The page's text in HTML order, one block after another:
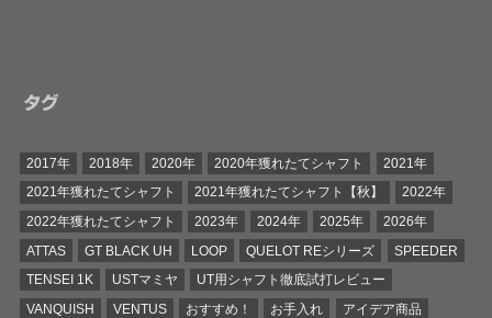
タグ
2017年 2018年 2020年 2020年獲れたてシャフト
2021年
2021年獲れたてシャフト
2021年獲れたてシャフト【秋】
2022年
2022年獲れたてシャフト
2023年 2024年 2025年
2026年
ATTAS
GT BLACK UH LOOP QUELOT REシリーズ
SPEEDER
TENSEI 1K
USTマミヤ
UT用シャフト徹底試打レビュー
VANQUISH
VENTUS おすすめ！ お手入れ
アイデア商品